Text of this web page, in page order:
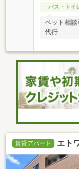
バス・トイ
ペット相
代行
賃貸アパート エト